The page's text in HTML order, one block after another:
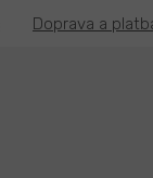
Doprava a